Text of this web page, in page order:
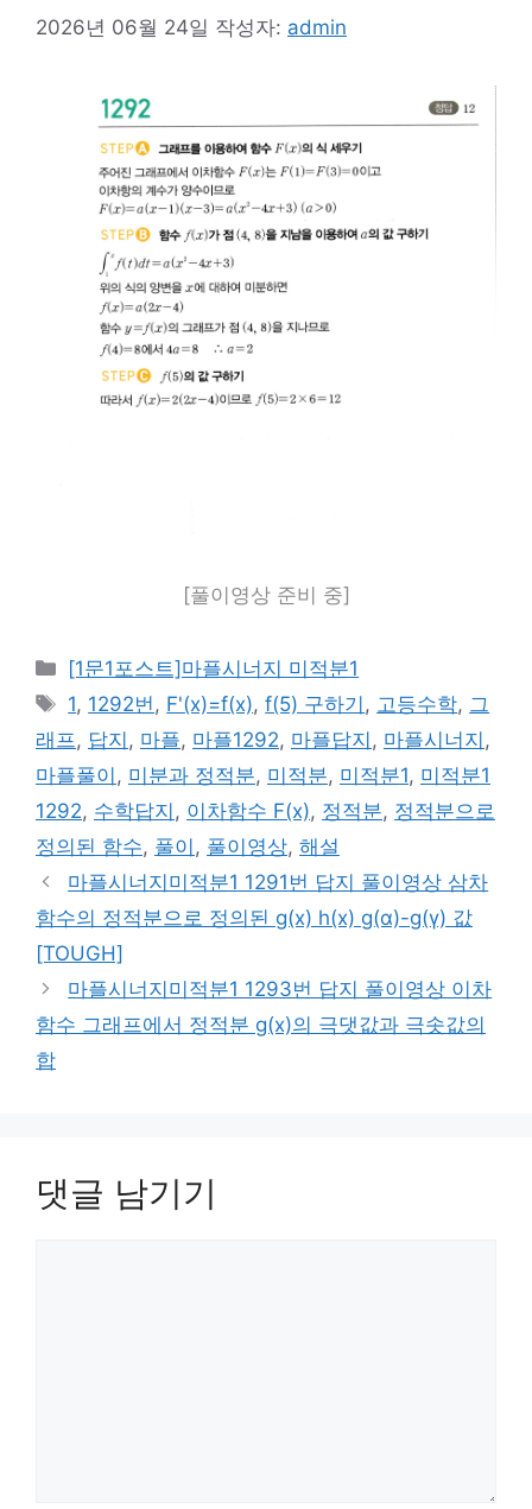
2026년 06월 24일 작성자: admin
[풀이영상 준비 중]
카
테
리
[1문1포스트]마플시너지 미적분1
태
그
1, 1292번, F'(x)=f(x),f(5) 구하기 , 고등수학, 그
래프, 답지 , 마플, 마플1292, 마플답지 , 마플시너지 ,
마플풀이 , 미분과 정적분, 미적분, 미적분1, 미적분1
1292, 수학답지 , 이차함수 F(x), 정적분, 정적분으로
정의된 함수, 풀이 , 풀이영상, 해설
마플시너지미적분1 1291번 답지 풀이영상 삼차
함수의 정적분으로 정의된 g(x) h(x) g(α)-g(γ) 값
[TOUGH]
마플시너지미적분1 1293번 답지 풀이영상 이차
함수 그래프에서 정적분 g(x)의 극댓값과 극솟값의
합
댓글 남기기